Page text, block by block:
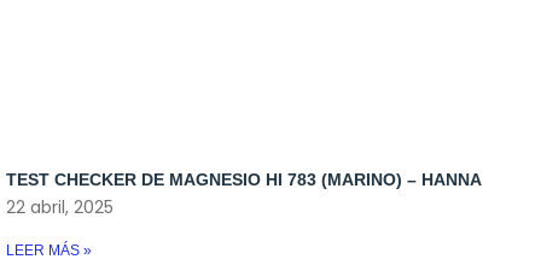
TEST CHECKER DE MAGNESIO HI 783 (MARINO) – HANNA
22 abril, 2025
LEER MÁS »